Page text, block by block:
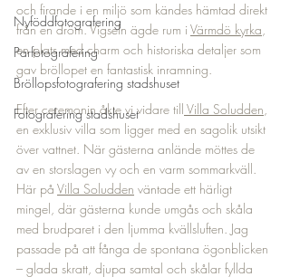
Nyföddfotografering
Parfotografering
Bröllopsfotografering stadshuset
Fotografering stadshuset
och firande i en miljö som kändes hämtad direkt
från en dröm. Vigseln ägde rum i Värmdö kyrka,
en plats med charm och historiska detaljer som
gav bröllopet en fantastisk inramning.
Efter ceremonin åkte vi vidare till Villa Soludden,
en exklusiv villa som ligger med en sagolik utsikt
över vattnet. När gästerna anlände möttes de
av en storslagen vy och en varm sommarkväll.
Här på Villa Soludden väntade ett härligt
mingel, där gästerna kunde umgås och skåla
med brudparet i den ljumma kvällsluften. Jag
passade på att fånga de spontana ögonblicken
– glada skratt, djupa samtal och skålar fyllda